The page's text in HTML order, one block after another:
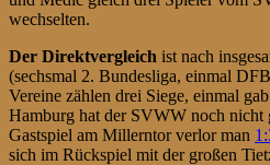
wechselten.
Der Direktvergleich ist nach
(sechsmal 2. Bundesliga, einmal
Vereine zählen drei Siege, einmal
Hamburg hat der SVWW noch nicht
Gastspiel am Millerntor verlor man
sich im Rückspiel mit der großen